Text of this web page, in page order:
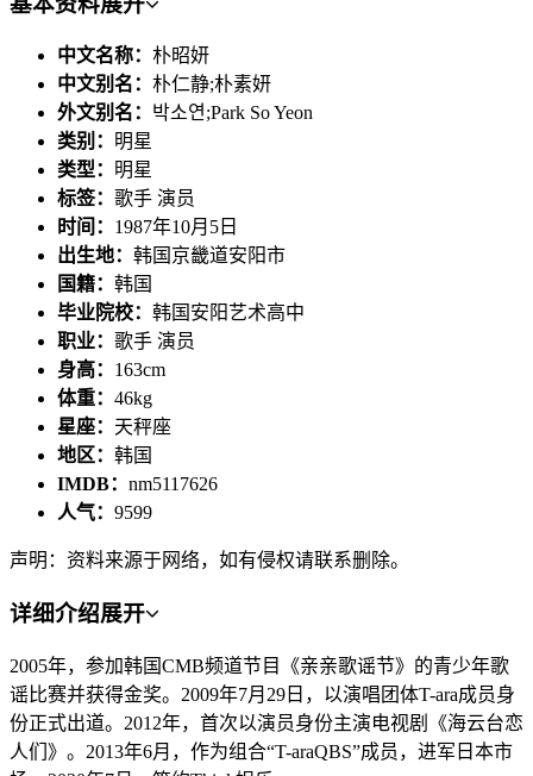
中文名称： 朴昭妍
中文别名： 朴仁静;朴素妍
外文别名： 박소연;Park So Yeon
类别： 明星
类型： 明星
标签： 歌手 演员
时间： 1987年10月5日
出生地： 韩国京畿道安阳市
国籍： 韩国
毕业院校： 韩国安阳艺术高中
职业： 歌手 演员
身高： 163cm
体重： 46kg
星座： 天秤座
地区： 韩国
IMDB： nm5117626
人气： 9599
声明：资料来源于网络，如有侵权请联系删除。
详细介绍展开
2005年，参加韩国CMB频道节目《亲亲歌谣节》的青少年歌
谣比赛并获得金奖。2009年7月29日，以演唱团体T-ara成员身
份正式出道。2012年，首次以演员身份主演电视剧《海云台恋
人们》。2013年6月，作为组合“T-araQBS”成员，进军日本市